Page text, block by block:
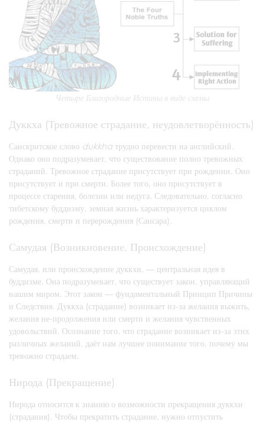
Четыре Благородные Истины в виде схемы
Дуккха (Тревожное страдание, неудовлетворённость)
Санскритское слово dukkha трудно перевести на английский.
Однако оно подразумевает, что существование полно тревожных
страданий. Тревожное страдание присутствует при рождении. Оно
присутствует и при смерти. Более того, оно присутствует в
процессе старения, болезни или недуга. Следовательно, согласно
тибетскому буддизму, земная жизнь характеризуется циклом
рождения, смерти и перерождения (Сансара).
Самудая (Возникновение, Происхождение)
Самудая, или происхождение дуккхи, — центральная идея в
буддизме. Она подразумевает, что существует закон, управляющий
нашим миром. Этот закон — фундаментальный Принцип Причины
и Следствия. Дуккха (страдание) возникает из-за желания выжить,
желания не-продолжения или смерти и желания чувственных
удовольствий. Осознание того, что страдание возникает из-за этих
различных желаний, даёт нам лучшее понимание того, почему мы
тревожно страдаем.
Нирода (Прекращение)
Нирода относится к знанию о возможности прекращения дуккхи
(страдания). Чтобы прекратить страдание, нужно отпустить